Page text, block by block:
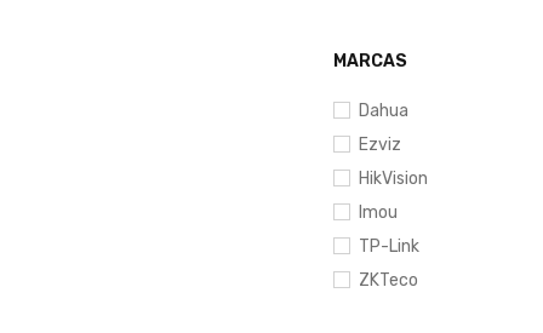
MARCAS
Dahua
Ezviz
HikVision
Imou
TP-Link
ZKTeco